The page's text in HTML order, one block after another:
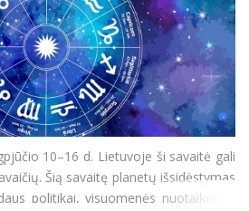
10–16 d. Lietuvoje ši savaitė gali
Šią savaitę planetų išsidėstymas
politikai, visuomenės nuotaikoms,